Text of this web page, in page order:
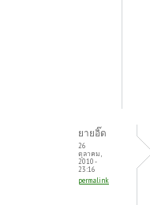
ยายอิ๊ด
26
ตุลาคม,
2010 -
23:16
permalink